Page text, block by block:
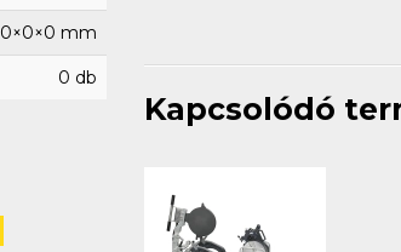
0×0×0 mm
0 db
Kapcsolódó